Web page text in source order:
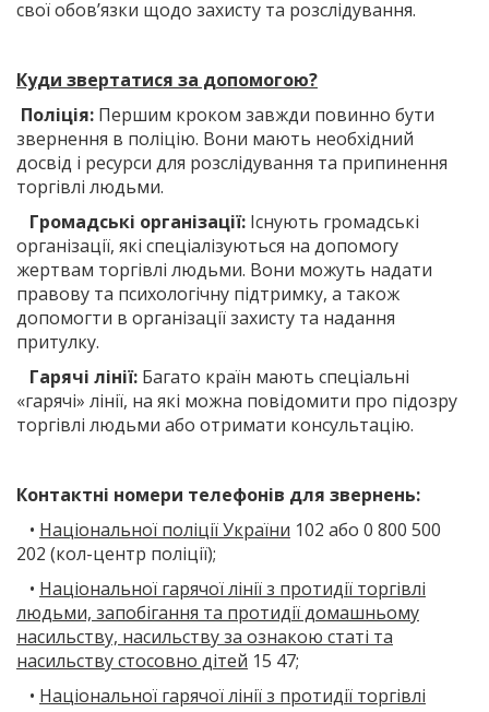
свої обов’язки щодо захисту та розслідування.
Куди звертатися за допомогою?
Поліція: Першим кроком завжди повинно бути
звернення в поліцію. Вони мають необхідний
досвід і ресурси для розслідування та припинення
торгівлі людьми.
Громадські організації: Існують громадські
організації, які спеціалізуються на допомогу
жертвам торгівлі людьми. Вони можуть надати
правову та психологічну підтримку, а також
допомогти в організації захисту та надання
притулку.
Гарячі лінії: Багато країн мають спеціальні
«гарячі» лінії, на які можна повідомити про підозру
торгівлі людьми або отримати консультацію.
Контактні номери телефонів для звернень:
• Національної поліції України 102 або 0 800 500
202 (кол-центр поліції);
• Національної гарячої лінії з протидії торгівлі
людьми, запобігання та протидії домашньому
насильству, насильству за ознакою статі та
насильству стосовно дітей 15 47;
• Національної гарячої лінії з протидії торгівлі